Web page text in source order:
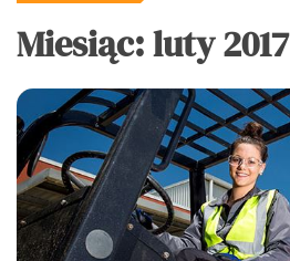
Miesiąc:luty 2017